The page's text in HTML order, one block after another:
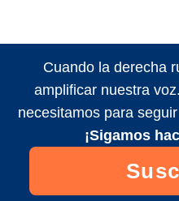
Cuando la derecha
amplificar nuestra
necesitamos para
¡Sigamos